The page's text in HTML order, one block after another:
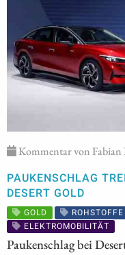
Kommentar von Fabian
PAUKENSCHLAG
DESERT GOLD
GOLD ROHSTOFFE
ELEKTROMOBILITÄT
Paukenschlag bei